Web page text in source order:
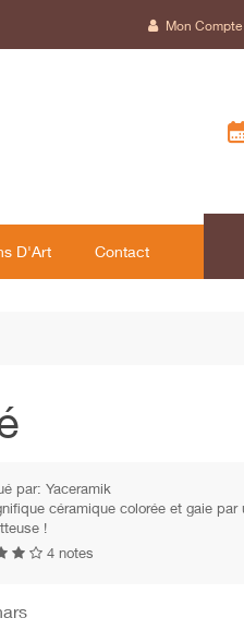
Mon Compte
D'Art Contact
par: Yaceramik
céramique colorée et gaie par
!
4 notes